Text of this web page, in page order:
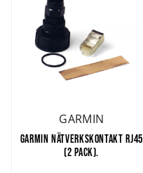
GARMIN
GARMIN NÄTVERKSKONTAKT RJ45
(2 PACK).